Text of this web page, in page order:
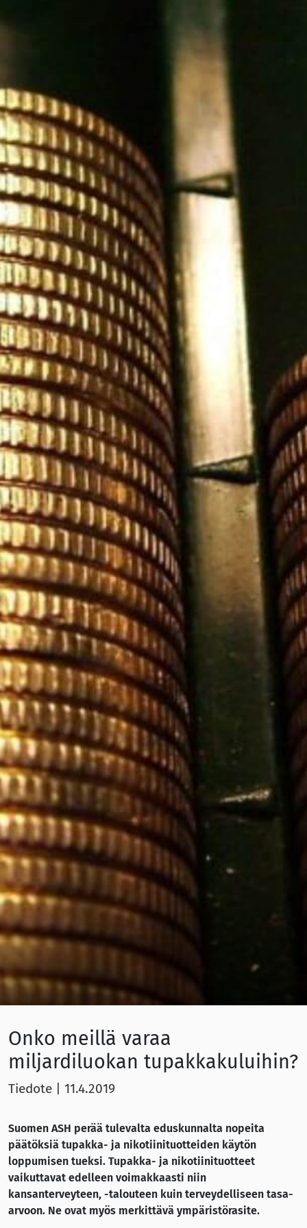
Onko meillä varaa
miljardiluokan tupakkakuluihin?
Tiedote 11.4.2019
Suomen ASH perää tulevalta eduskunnalta nopeita
päätöksiä tupakka- ja nikotiinituotteiden käytön
loppumisen tueksi. Tupakka- ja nikotiinituotteet
vaikuttavat edelleen voimakkaasti niin
kansanterveyteen, -talouteen kuin terveydelliseen tasa-
arvoon. Ne ovat myös merkittävä ympäristörasite.